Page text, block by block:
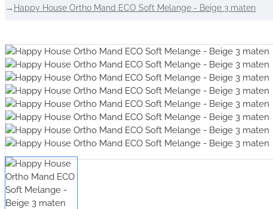
Happy House Ortho Mand ECO Soft Melange - Beige 3 maten